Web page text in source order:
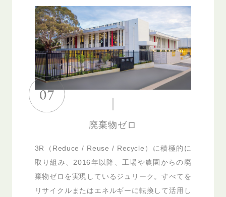
廃棄物ゼロ
3R（Reduce / Reuse / Recycle）に積極的に
取り組み、2016年以降、工場や農園からの廃
棄物ゼロを実現しているジュリーク。すべてを
リサイクルまたはエネルギーに転換して活用し